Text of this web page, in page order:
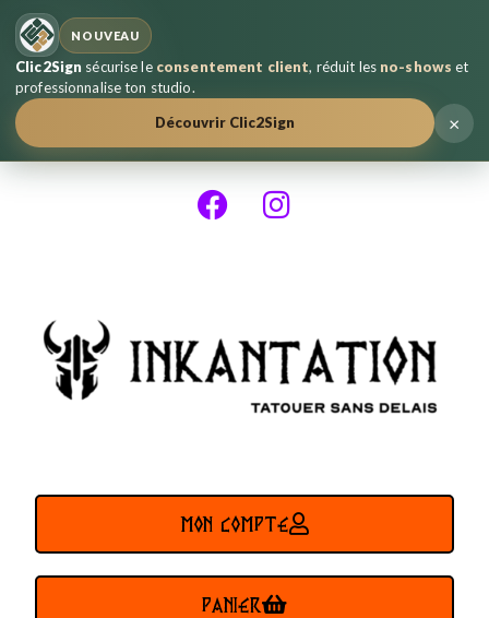
NOUVEAU
Clic2Sign sécurise le consentement client, réduit les no-shows et
professionnalise ton studio.
Découvrir Clic2Sign
×
MON COMPTE
PANIER